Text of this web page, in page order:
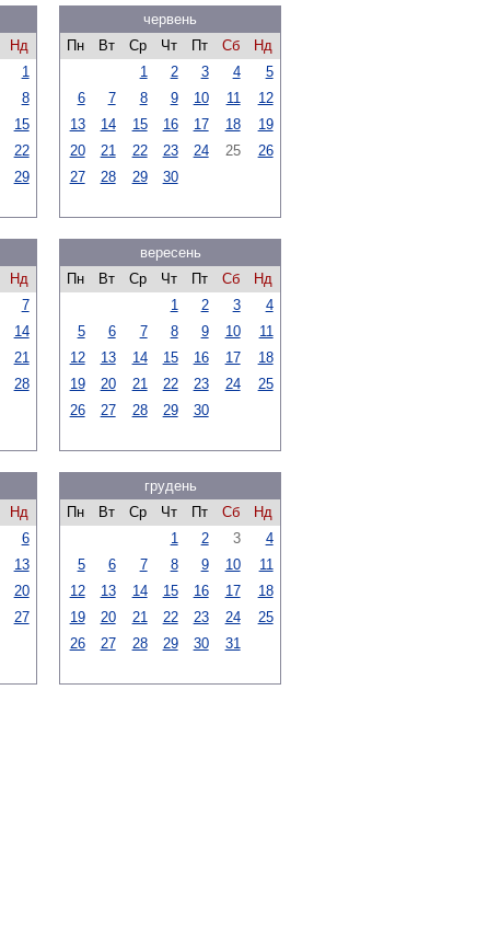
Нд
1
8
15
22
29
червень
Пн
Вт Ср Чт Пт Сб
Нд
1
2 3 4
5
6
7 8 9 10 11
12
13
14 15 16 17 18
19
20
21 22 23 24 25
26
27
28 29 30
Нд
7
14
21
28
вересень
Пн
Вт Ср Чт Пт Сб
Нд
1
2 3
4
5
6 7 8 9 10
11
12
13 14 15 16 17
18
19
20 21 22 23 24
25
26
27 28 29 30
Нд
6
13
20
27
грудень
Пн
Вт Ср Чт Пт Сб
Нд
1
2 3
4
5
6 7 8 9 10
11
12
13 14 15 16 17
18
19
20 21 22 23 24
25
26
27 28 29 30 31